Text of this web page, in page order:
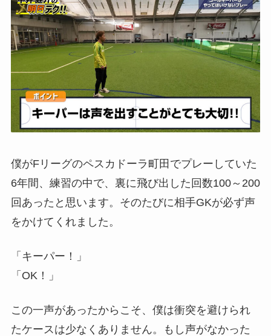
僕がFリーグのペスカドーラ町田でプレーしていた
6年間、練習の中で、裏に飛び出した回数100～200
回あったと思います。そのたびに相手GKが必ず声
をかけてくれました。
「キーパー！」
「OK！」
この一声があったからこそ、僕は衝突を避けられ
たケースは少なくありません。もし声がなかった